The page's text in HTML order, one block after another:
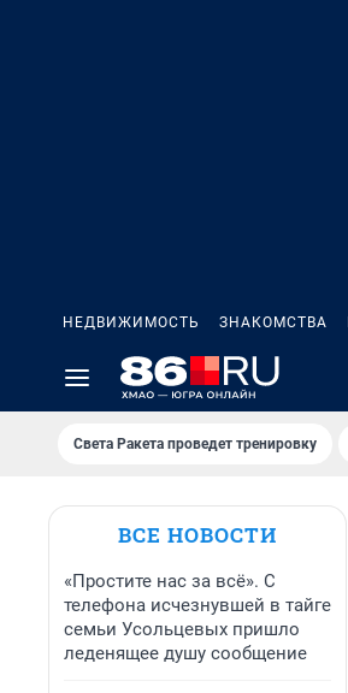
НЕДВИЖИМОСТЬ ЗНАКОМСТВА
Света Ракета проведет тренировку
ВСЕ НОВОСТИ
«Простите нас за всё». С
телефона исчезнувшей в тайге
семьи Усольцевых пришло
леденящее душу сообщение